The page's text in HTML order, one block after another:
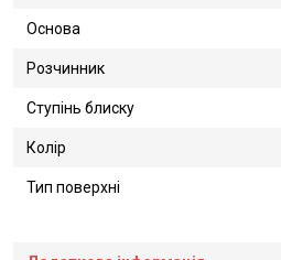
Основа
Розчинник
Ступінь блиску
Колір
Тип поверхні